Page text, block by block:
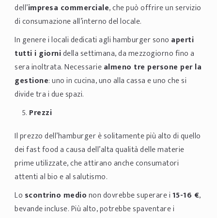
dell’impresa commerciale, che può offrire un servizio
di consumazione all’interno del locale.
In genere i locali dedicati agli hamburger sono aperti
tutti i giornidella settimana, da mezzogiorno fino a
sera inoltrata. Necessariealmeno tre persone per la
gestione: uno in cucina, uno alla cassa e uno che si
divide tra i due spazi.
Prezzi
Il prezzo dell’hamburger è solitamente più alto di quello
dei fast food a causa dell’alta qualità delle materie
prime utilizzate, che attirano anche consumatori
attenti al bio e al salutismo.
Lo scontrino medionon dovrebbe superare i15-16 €,
bevande incluse. Più alto, potrebbe spaventare i